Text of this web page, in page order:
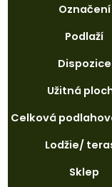
Označení
Podlaží
Dispozice
Užitná
Celková
Lodžie/
Sklep